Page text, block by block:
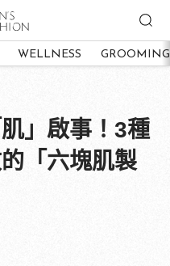
WELLNESS GROOMING
」啟事！3種
「六塊肌製